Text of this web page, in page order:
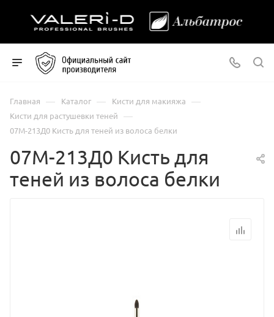
Главная — Каталог — Кисти для макияжа —
Кисти для растушевки теней —
07М-213Д0 Кисть для теней из волоса белки
07М-213Д0 Кисть для
теней из волоса белки